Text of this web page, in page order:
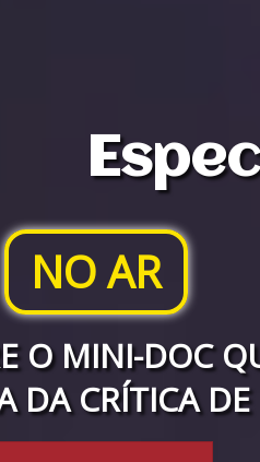
NO AR
O MINI-DOC
DA CRÍTICA